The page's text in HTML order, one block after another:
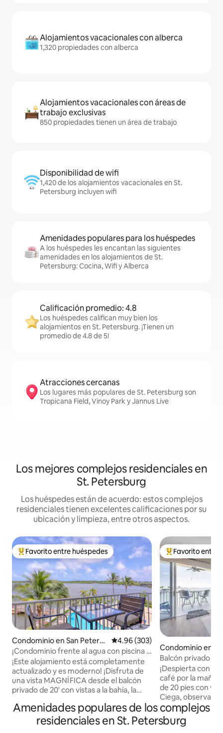
Alojamientos vacacionales con alberca
1,320 propiedades con alberca
Alojamientos vacacionales con áreas de
trabajo exclusivas
850 propiedades tienen un área de trabajo
Disponibilidad de wifi
1,420 de los alojamientos vacacionales en St.
Petersburg incluyen wifi
Amenidades populares para los huéspedes
A los huéspedes les encantan las siguientes
amenidades en los alojamientos de St.
Petersburg: Cocina, Wifi y Alberca
Calificación promedio: 4.8
Los huéspedes califican muy bien los
alojamientos en St. Petersburg. ¡Tienen un
promedio de 4.8 de 5!
Atracciones cercanas
Los lugares más populares de St. Petersburg son
Tropicana Field, Vinoy Park y Jannus Live
Los mejores complejos residenciales en
St. Petersburg
Los huéspedes están de acuerdo: estos complejos
residenciales tienen excelentes calificaciones por su
ubicación y limpieza, entre otros aspectos.
De los mejores en Favorito entre huéspedes
Favorito entre huéspedes
Condominio en San Petersb
urgo
Calificación promedio: 4.96 de
4.96 (303)
¡Condominio frente al agua con piscina y
jacuzzi! ¡A minutos de la playa!
¡Este alojamiento está completamente
actualizado y es moderno! ¡Disfruta de
una vista MAGNÍFICA desde el balcón
privado de 20' con vistas a la bahía, la
todas las mañanas mientras tomas un
café o mientras disfrutas de una copa de
vino al atardecer! A 6 minutos en auto
De los mejores
Favorito entre
Condominio en
urgo
Balcón privado
climatizada,
¡Despierta con
café por la
de 20 pies con
Ciega, observa
piscina
disfrutas de
sol. Este
Amenidades populares de los complejos
residenciales en St. Petersburg